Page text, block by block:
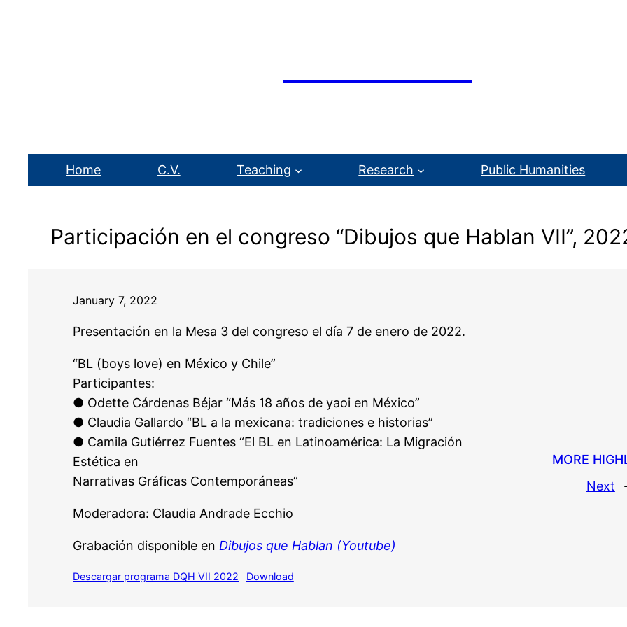
Home C.V. Teaching Research Public Humanities
Participación en el congreso “Dibujos que Hablan VII”,
January 7, 2022
Presentación en la Mesa 3 del congreso el día 7 de enero de 2022.
“BL (boys love) en México y Chile”
Participantes:
● Odette Cárdenas Béjar “Más 18 años de yaoi en México”
● Claudia Gallardo “BL a la mexicana: tradiciones e historias”
● Camila Gutiérrez Fuentes “El BL en Latinoamérica: La Migración
Estética en
Narrativas Gráficas Contemporáneas”
Moderadora: Claudia Andrade Ecchio
Grabación disponible en Dibujos que Hablan (Youtube)
Descargar programa DQH VII 2022 Download